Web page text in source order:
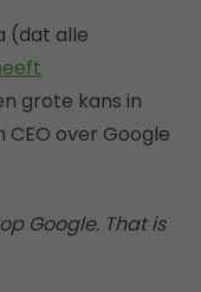
(dat alle
grote kans in
over Google
Google. That is